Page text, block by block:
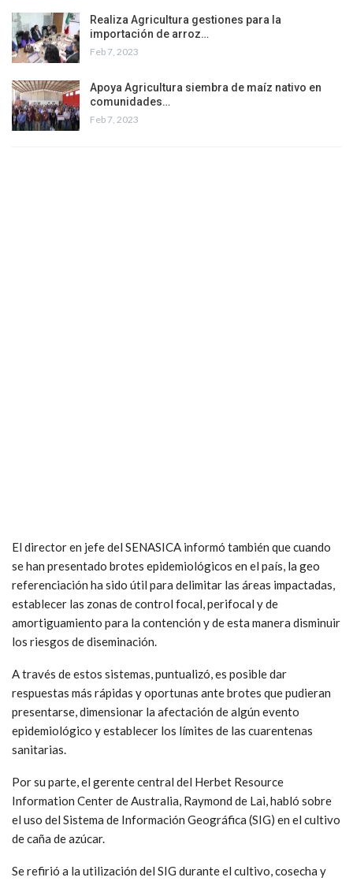
Realiza Agricultura gestiones para la
importación de arroz…
Feb 7, 2023
Apoya Agricultura siembra de maíz nativo en
comunidades…
Feb 7, 2023
El director en jefe del SENASICA informó también que cuando
se han presentado brotes epidemiológicos en el país, la geo
referenciación ha sido útil para delimitar las áreas impactadas,
establecer las zonas de control focal, perifocal y de
amortiguamiento para la contención y de esta manera disminuir
los riesgos de diseminación.
A través de estos sistemas, puntualizó, es posible dar
respuestas más rápidas y oportunas ante brotes que pudieran
presentarse, dimensionar la afectación de algún evento
epidemiológico y establecer los límites de las cuarentenas
sanitarias.
Por su parte, el gerente central del Herbet Resource
Information Center de Australia, Raymond de Lai, habló sobre
el uso del Sistema de Información Geográfica (SIG) en el cultivo
de caña de azúcar.
Se refirió a la utilización del SIG durante el cultivo, cosecha y